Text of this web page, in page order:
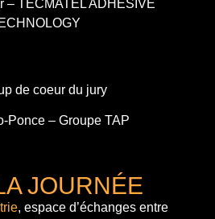
– TECMATEL ADHESIVE
de coeur du jury
Ponce – Groupe TAP
JOURNÉE
, espace d’échanges entre